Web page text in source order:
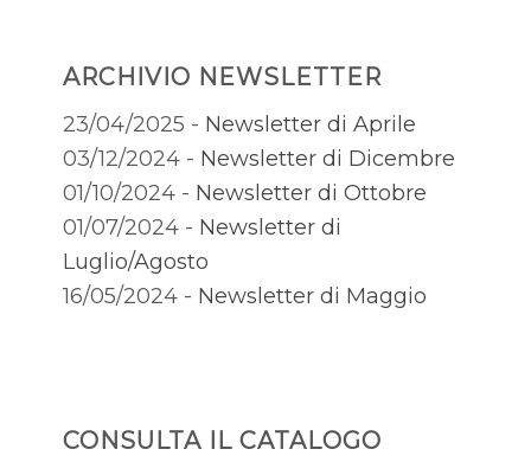
ARCHIVIO NEWSLETTER
23/04/2025 - Newsletter di Aprile
03/12/2024 - Newsletter di Dicembre
01/10/2024 - Newsletter di Ottobre
01/07/2024 - Newsletter di
Luglio/Agosto
16/05/2024 - Newsletter di Maggio
CONSULTA IL CATALOGO